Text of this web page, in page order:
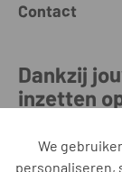
Contact
Dankzij
inzetten
We
personaliseren,